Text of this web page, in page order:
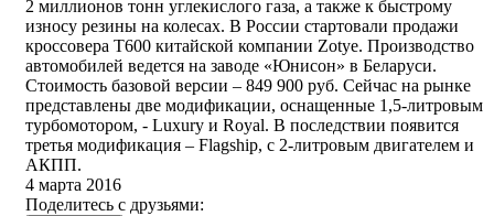
2 миллионов тонн углекислого газа, а также к быстрому
износу резины на колесах. В России стартовали продажи
кроссовера T600 китайской компании Zotye. Производство
автомобилей ведется на заводе «Юнисон» в Беларуси.
Стоимость базовой версии – 849 900 руб. Сейчас на рынке
представлены две модификации, оснащенные 1,5-литровым
турбомотором, - Luxury и Royal. В последствии появится
третья модификация – Flagship, с 2-литровым двигателем и
АКПП.
4 марта 2016
Поделитесь с друзьями: